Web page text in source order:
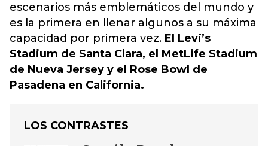
escenarios más emblemáticos del mundo y
es la primera en llenar algunos a su máxima
capacidad por primera vez. El Levi’s
Stadium de Santa Clara, el MetLife Stadium
de Nueva Jersey y el Rose Bowl de
Pasadena en California.
LOS CONTRASTES